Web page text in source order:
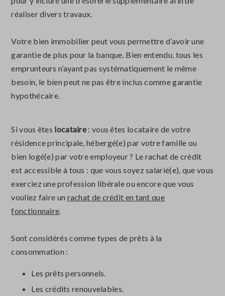
réaliser divers travaux.
Votre bien immobilier peut vous permettre d’avoir une
garantie de plus pour la banque. Bien entendu, tous les
emprunteurs n’ayant pas systématiquement le même
besoin, le bien peut ne pas être inclus comme garantie
hypothécaire.
Si vous êtes locataire: vous êtes locataire de votre
résidence principale, hébergé(e) par votre famille ou
bien logé(e) par votre employeur ? Le rachat de crédit
est accessible à tous : que vous soyez salarié(e), que vous
exerciez une profession libérale ou encore que vous
vouliez faire un rachat de crédit en tant que
fonctionnaire
Sont considérés comme types de prêts à la
consommation :
Les prêts personnels.
Les crédits renouvelables.